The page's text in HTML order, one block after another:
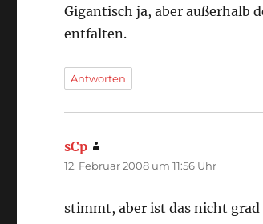
Gigantisch ja, aber außerhalb
entfalten.
Antworten
sCp
12. Februar 2008 um 11:56 Uhr
stimmt, aber ist das nicht grad